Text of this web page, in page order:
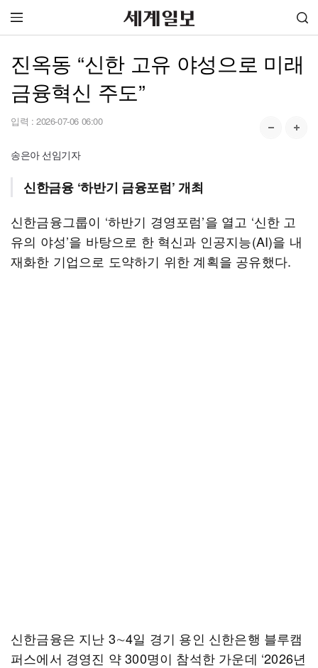
진옥동 “신한 고유 야성으로 미래
금융혁신 주도”
입력 : 2026-07-06 06:00
송은아 선임기자
신한금융 ‘하반기 금융포럼’ 개최
신한금융그룹이 ‘하반기 경영포럼’을 열고 ‘신한 고
유의 야성’을 바탕으로 한 혁신과 인공지능(AI)을 내
재화한 기업으로 도약하기 위한 계획을 공유했다.
신한금융은 지난 3∼4일 경기 용인 신한은행 블루캠
퍼스에서 경영진 약 300명이 참석한 가운데 ‘2026년